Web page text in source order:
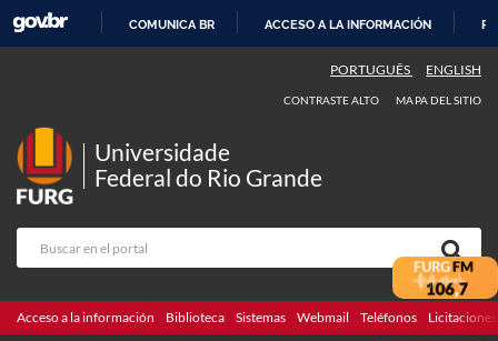
CONTENIDO
COMUNICA BR ACCESO A LA INFORMACIÓN
PORTUGUÊS ENGLISH
CONTRASTE ALTO MAPA DEL SITIO
Universidade
Federal do Rio Grande
Acceso a la información Biblioteca Sistemas Webmail Teléfonos Licitaciones